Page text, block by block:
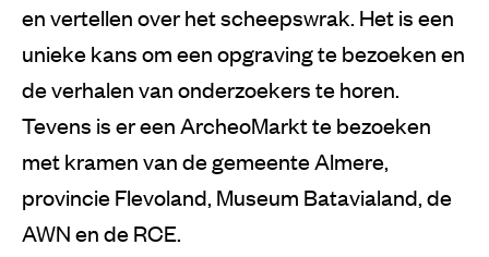
en vertellen over het scheepswrak. Het is een
unieke kans om een opgraving te bezoeken en
de verhalen van onderzoekers te horen.
Tevens is er een ArcheoMarkt te bezoeken
met kramen van de gemeente Almere,
provincie Flevoland, Museum Batavialand, de
AWN en de RCE.